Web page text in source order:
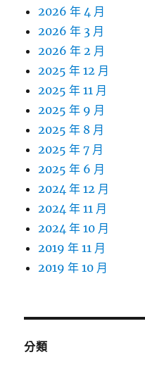
2026 年 4 月
2026 年 3 月
2026 年 2 月
2025 年 12 月
2025 年 11 月
2025 年 9 月
2025 年 8 月
2025 年 7 月
2025 年 6 月
2024 年 12 月
2024 年 11 月
2024 年 10 月
2019 年 11 月
2019 年 10 月
分類